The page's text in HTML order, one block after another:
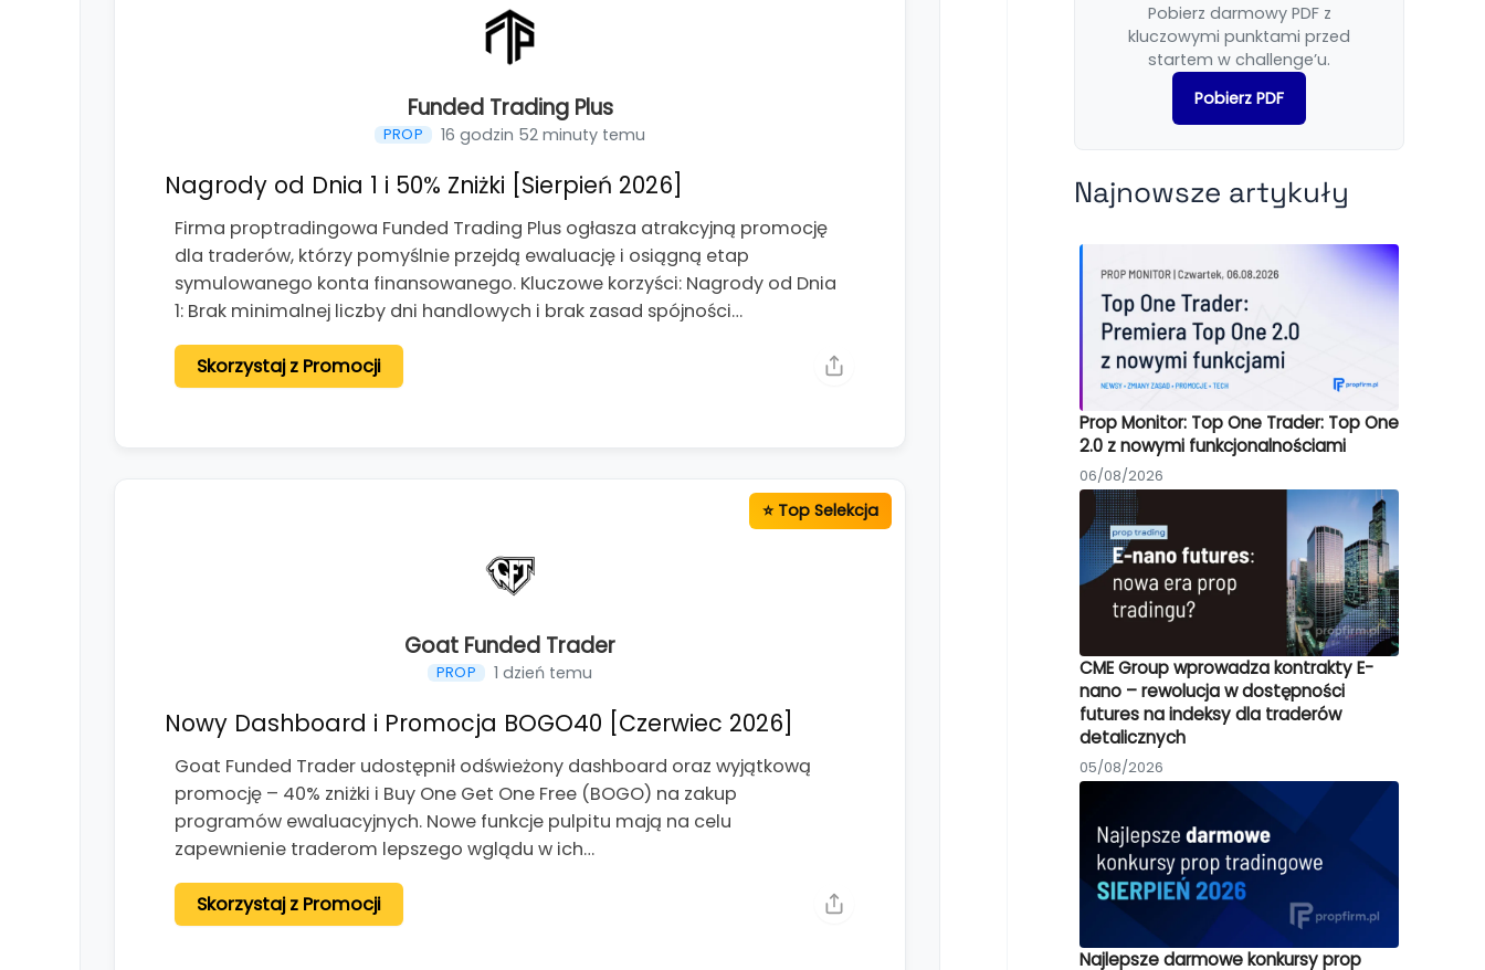
Funded Trading Plus
PROP 16 godzin 52 minuty temu
Nagrody od Dnia 1 i 50% Zniżki [Sierpień 2026]
Firma proptradingowa Funded Trading Plus ogłasza atrakcyjną promocję
dla traderów, którzy pomyślnie przejdą ewaluację i osiągną etap
symulowanego konta finansowanego. Kluczowe korzyści: Nagrody od Dnia
1: Brak minimalnej liczby dni handlowych i brak zasad spójności…
Skorzystaj z Promocji
Goat Funded Trader
PROP 1 dzień temu
Nowy Dashboard i Promocja BOGO40 [Czerwiec 2026]
Goat Funded Trader udostępnił odświeżony dashboard oraz wyjątkową
promocję – 40% zniżki i Buy One Get One Free (BOGO) na zakup
programów ewaluacyjnych. Nowe funkcje pulpitu mają na celu
zapewnienie traderom lepszego wglądu w ich…
Skorzystaj z Promocji
Pobierz darmowy PDF z
kluczowymi punktami przed
startem w challenge’u.
Pobierz PDF
Najnowsze artykuły
Prop Monitor: Top One Trader: Top One
2.0 z nowymi funkcjonalnościami
06/08/2026
CME Group wprowadza kontrakty E-
nano – rewolucja w dostępności
futures na indeksy dla traderów
detalicznych
05/08/2026
Najlepsze darmowe konkursy prop